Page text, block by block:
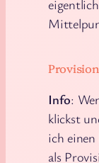
Info:
klickst
ich
als